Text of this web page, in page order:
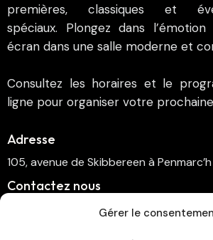
Gérer le
premières, classiques et
spéciaux. Plongez dans
écran dans une salle moderne et
Consultez les horaires et le
ligne pour organiser votre
Adresse
105, avenue de Skibbereen à Penmarc’h
Contactez nous
cinema.penmarch@orange.fr